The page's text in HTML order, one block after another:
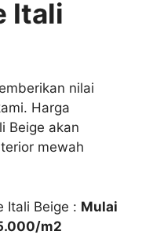
Itali
nilai
Harga
Beige akan
mewah
Itali Beige : Mulai
m2